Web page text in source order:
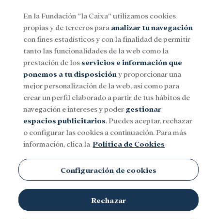
Menu
SocialInvestigación y becasCultura
Botánica
En la Fundación ”la Caixa” utilizamos cookies
propias y de terceros para analizar tu navegación
con fines estadísticos y con la finalidad de permitir
tanto las funcionalidades de la web como la
prestación de los servicios e información que
ponemos a tu disposición y proporcionar una
mejor personalización de la web, así como para
crear un perfil elaborado a partir de tus hábitos de
navegación e intereses y poder gestionar
espacios publicitarios. Puedes aceptar, rechazar
o configurar las cookies a continuación. Para más
información, clica la Política de Cookies
Configuración de cookies
Rechazar